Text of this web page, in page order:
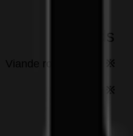
Accords
Viande rouge grillée ※
※